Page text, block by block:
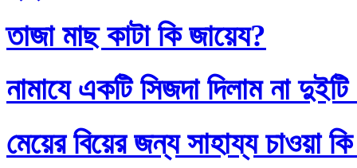
তাজা মাছ কাটা কি জায়েয?
নামাযে একটি সিজদা দিলাম না
মেয়ের বিয়ের জন্য সাহায্য চাওয়া